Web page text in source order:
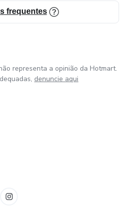
frequentes
representa a opinião da Hotmart.
denuncie aqui